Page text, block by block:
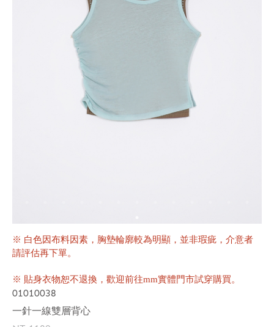
※ 白色因布料因素，胸墊輪廓較為明顯，並非瑕疵，介意者
請評估再下單。
※ 貼身衣物恕不退換，歡迎前往mm實體門市試穿購買。
01010038
一針一線雙層背心